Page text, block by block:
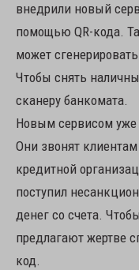
внедрили новый
помощью QR-кода.
может
Чтобы снять
сканеру банкомата.
Новым сервисом уже
Они звонят
кредитной
поступил
денег со счета.
предлагают жертве
код.